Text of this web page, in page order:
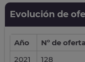
Evolución de
Año Nº de
2021
128